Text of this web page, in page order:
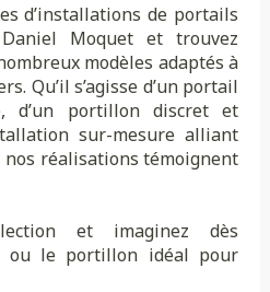
d’installations de portails
Moquet et trouvez
modèles adaptés à
Qu’il s’agisse d’un portail
d’un portillon discret et
sur-mesure alliant
réalisations témoignent
et imaginez dès
ou le portillon idéal pour